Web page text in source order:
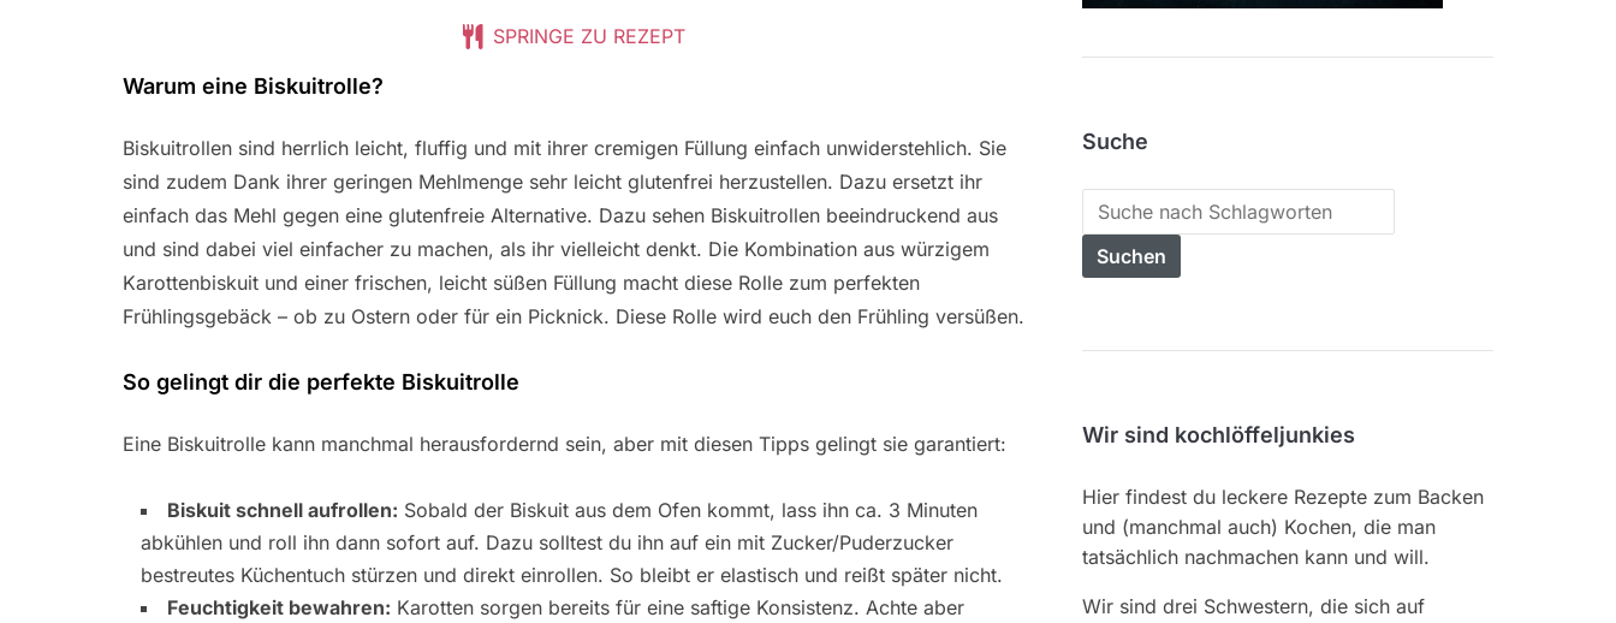
SPRINGE ZU REZEPT
Warum eine Biskuitrolle?
Biskuitrollen sind herrlich leicht, fluffig und mit ihrer cremigen Füllung einfach unwiderstehlich. Sie
sind zudem Dank ihrer geringen Mehlmenge sehr leicht glutenfrei herzustellen. Dazu ersetzt ihr
einfach das Mehl gegen eine glutenfreie Alternative. Dazu sehen Biskuitrollen beeindruckend aus
und sind dabei viel einfacher zu machen, als ihr vielleicht denkt. Die Kombination aus würzigem
Karottenbiskuit und einer frischen, leicht süßen Füllung macht diese Rolle zum perfekten
Frühlingsgebäck – ob zu Ostern oder für ein Picknick. Diese Rolle wird euch den Frühling versüßen.
So gelingt dir die perfekte Biskuitrolle
Eine Biskuitrolle kann manchmal herausfordernd sein, aber mit diesen Tipps gelingt sie garantiert:
Biskuit schnell aufrollen: Sobald der Biskuit aus dem Ofen kommt, lass ihn ca. 3 Minuten
abkühlen und roll ihn dann sofort auf. Dazu solltest du ihn auf ein mit Zucker/Puderzucker
bestreutes Küchentuch stürzen und direkt einrollen. So bleibt er elastisch und reißt später nicht.
Feuchtigkeit bewahren: Karotten sorgen bereits für eine saftige Konsistenz. Achte aber
Suche
Search
for:
Wir sind kochlöffeljunkies
Hier findest du leckere Rezepte zum Backen
und (manchmal auch) Kochen, die man
tatsächlich nachmachen kann und will.
Wir sind drei Schwestern, die sich auf